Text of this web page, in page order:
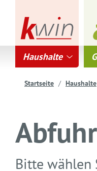
Haushalte
Startseite Haushalte